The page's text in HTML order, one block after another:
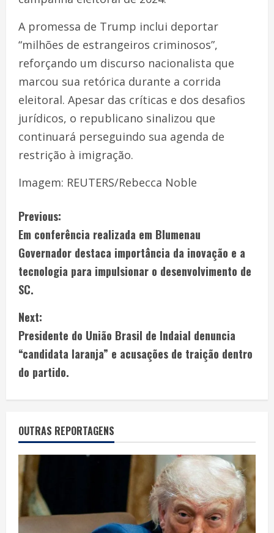
A promessa de Trump inclui deportar
“milhões de estrangeiros criminosos”,
reforçando um discurso nacionalista que
marcou sua retórica durante a corrida
eleitoral. Apesar das críticas e dos desafios
jurídicos, o republicano sinalizou que
continuará perseguindo sua agenda de
restrição à imigração.
Imagem: REUTERS/Rebecca Noble
Previous:
Em conferência realizada em Blumenau
Governador destaca importância da inovação e a
tecnologia para impulsionar o desenvolvimento de
SC.
Next:
Presidente do União Brasil de Indaial denuncia
“candidata laranja” e acusações de traição dentro
do partido.
OUTRAS REPORTAGENS